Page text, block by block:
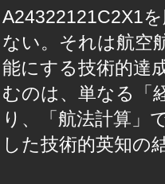
A24322121C2X1
ない。それは航空
能にする技術的達
むのは、単なる「
り、「航法計算」
した技術的英知の